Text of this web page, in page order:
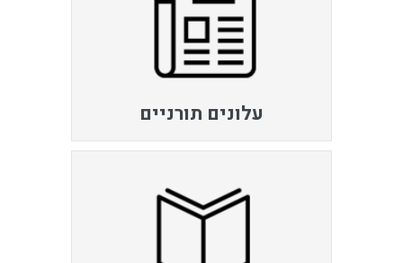
עלונים תורניים